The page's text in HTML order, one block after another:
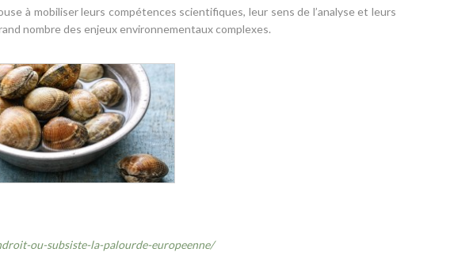
à mobiliser leurs compétences scientifiques, leur sens de l’analyse et leurs
nombre des enjeux environnementaux complexes.
ou-subsiste-la-palourde-europeenne/